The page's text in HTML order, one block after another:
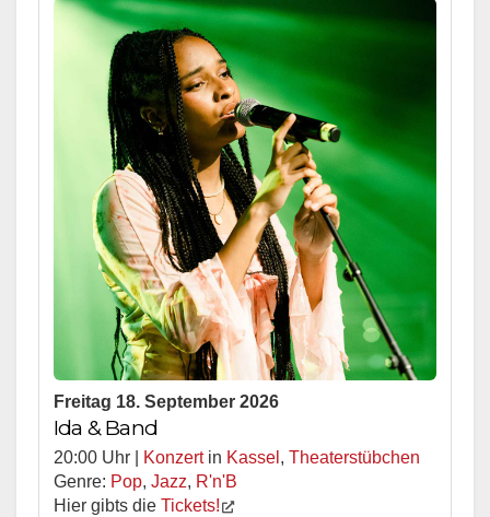
Freitag 18. September 2026
Ida & Band
20:00 Uhr | Konzertin Kassel , Theaterstübchen
Genre: Pop, Jazz, R'n'B
Hier gibts die Tickets!